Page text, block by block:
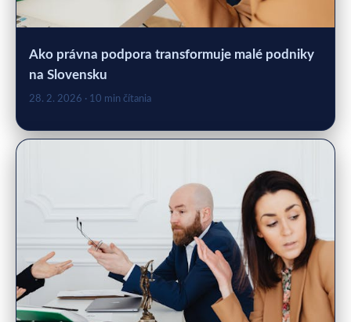
Ako právna podpora transformuje malé podniky
na Slovensku
28. 2. 2026 · 10 min čítania